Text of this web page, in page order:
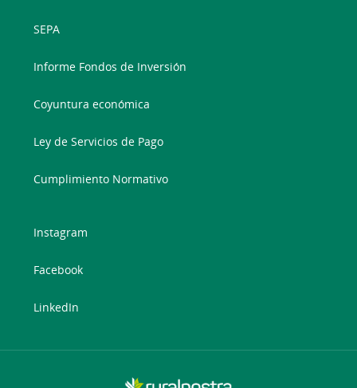
SEPA
Informe Fondos de Inversión
Coyuntura económica
Ley de Servicios de Pago
Cumplimiento Normativo
Instagram
Facebook
LinkedIn